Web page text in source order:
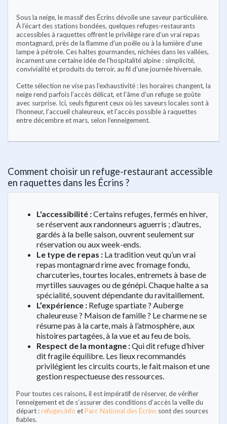
Sous la neige, le massif des Écrins dévoile une saveur particulière.
À l’écart des stations bondées, quelques refuges-restaurants
accessibles à raquettes offrent le privilège rare d’un vrai repas
montagnard, près de la flamme d’un poêle ou à la lumière d’une
lampe à pétrole. Ces haltes gourmandes, nichées dans les vallées,
incarnent une certaine idée de l’hospitalité alpine : simplicité,
convivialité et produits du terroir, au fil d’une journée hivernale.
Cette sélection ne vise pas l’exhaustivité : les horaires changent, la
neige rend parfois l’accès délicat, et l’âme d’un refuge se goûte
avec surprise. Ici, seuls figurent ceux où les saveurs locales sont à
l’honneur, l’accueil chaleureux, et l’accès possible à raquettes
entre décembre et mars, selon l’enneigement.
Comment choisir un refuge-restaurant accessible
en raquettes dans les Écrins ?
L'accessibilité :Certains refuges, fermés en hiver,
se réservent aux randonneurs aguerris ; d’autres,
gardés à la belle saison, ouvrent seulement sur
réservation ou aux week-ends.
Le type de repas : La tradition veut qu’un vrai
repas montagnard rime avec fromage fondu,
charcuteries, tourtes locales, entremets à base de
myrtilles sauvages ou de génépi. Chaque halte a sa
spécialité, souvent dépendante du ravitaillement.
L’expérience : Refuge spartiate ? Auberge
chaleureuse ? Maison de famille ? Le charme ne se
résume pas à la carte, mais à l’atmosphère, aux
histoires partagées, à la vue et au feu de bois.
Respect de la montagne :Qui dit refuge d’hiver
dit fragile équilibre. Les lieux recommandés
privilégient les circuits courts, le fait maison et une
gestion respectueuse des ressources.
Pour toutes ces raisons, il est impératif de réserver, de vérifier
l’enneigement et de s’assurer des conditions d’accès la veille du
départ :refuges.info etParc National des Écrins sont des sources
fiables.